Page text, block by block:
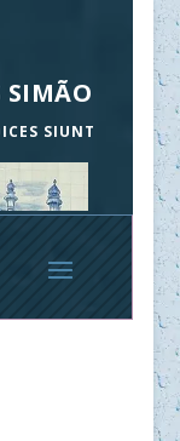
SIMÃO
SIUNT